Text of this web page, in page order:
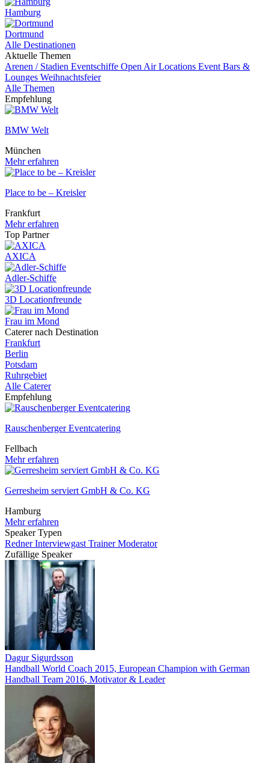
Hamburg
Dortmund
Alle Destinationen
Aktuelle Themen
Arenen / Stadien Eventschiffe Open Air Locations Event Bars &
Lounges Weihnachtsfeier
Alle Themen
Empfehlung
BMW Welt
München
Mehr erfahren
Place to be – Kreisler
Frankfurt
Mehr erfahren
Top Partner
AXICA
Adler-Schiffe
3D Locationfreunde
Frau im Mond
Caterer nach Destination
Frankfurt
Berlin
Potsdam
Ruhrgebiet
Alle Caterer
Empfehlung
Rauschenberger Eventcatering
Fellbach
Mehr erfahren
Gerresheim serviert GmbH & Co. KG
Hamburg
Mehr erfahren
Speaker Typen
RednerInterviewgast TrainerModerator
Zufällige Speaker
Dagur Sigurdsson
Handball World Coach 2015, European Champion with German
Handball Team 2016, Motivator & Leader